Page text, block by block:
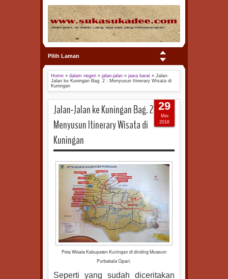
Pilih Laman
Home » dalam negeri » jalan-jalan » jawa barat » Jalan-
Jalan ke Kuningan Bag. 2 : Menyusun Itinerary Wisata di
Kuningan
Jalan-Jalan ke Kuningan Bag. 2 :
Menyusun Itinerary Wisata di
Kuningan
Peta Wisata Kabupaten Kuningan di dinding Museum
Purbakala Cipari.
Seperti yang sudah diceritakan
29
Mei
2016